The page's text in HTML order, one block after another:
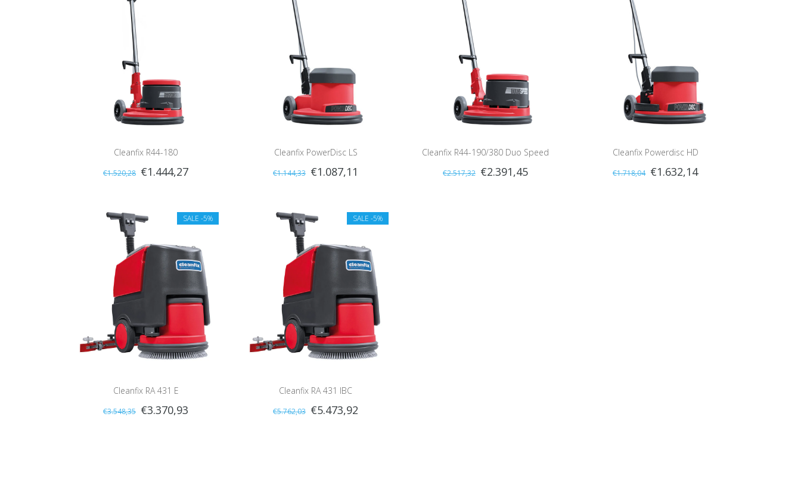
Cleanfix R44-180
€1.520,28 €1.444,27
Cleanfix PowerDisc LS
€1.144,33 €1.087,11
Cleanfix R44-190/380 Duo Speed
€2.517,32 €2.391,45
Cleanfix Powerdisc HD
€1.718,04 €1.632,14
SALE -5%
Cleanfix RA 431 E
€3.548,35 €3.370,93
SALE -5%
Cleanfix RA 431 IBC
€5.762,03 €5.473,92